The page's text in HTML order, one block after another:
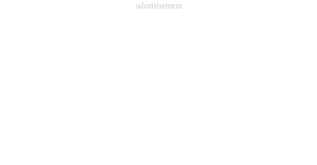
advertisement